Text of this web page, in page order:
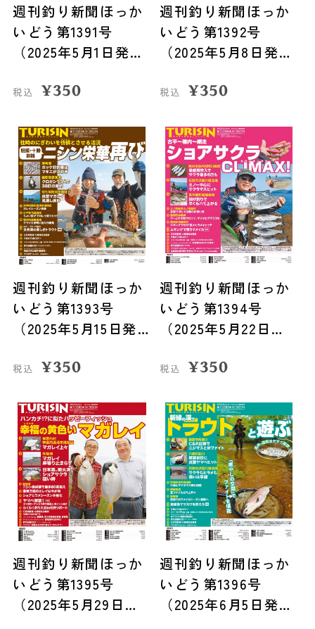
週刊釣り新聞ほっか
いどう第1391号
（2025年5月1日発
税込 ¥350
週刊釣り新聞ほっか
いどう第1392号
（2025年5月8日発
税込 ¥350
週刊釣り新聞ほっか
いどう第1393号
（2025年5月15日発
税込 ¥350
週刊釣り新聞ほっか
いどう第1394号
（2025年5月22日発
税込 ¥350
週刊釣り新聞ほっか
いどう第1395号
（2025年5月29日発
週刊釣り新聞ほっか
いどう第1396号
（2025年6月5日発